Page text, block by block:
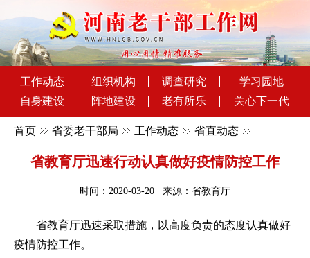
工作动态 组织机构 调查研究
学习园地
自身建设
阵地建设 老有所乐 关心下一代
首页 省委老干部局 工作动态 省直动态
省教育厅迅速行动认真做好疫情防控工作
时间：2020-03-20 来源：省教育厅
省教育厅迅速采取措施，以高度负责的态度认真做好
疫情防控工作。